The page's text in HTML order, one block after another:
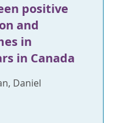
positive
and
in
in Canada
Daniel